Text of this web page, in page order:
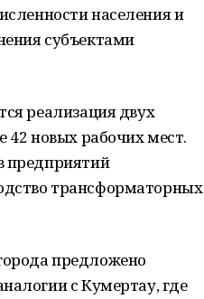
населения и
субъектами
реализация двух
42 новых рабочих мест.
предприятий
трансформаторных
предложено
с Кумертау, где